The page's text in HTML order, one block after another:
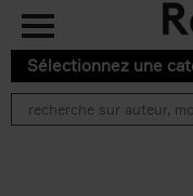
Aller au contenu
Sélectionnez une